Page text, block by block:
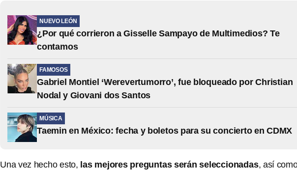
NUEVO LEÓN
¿Por qué corrieron a Gisselle Sampayo de Multimedios? Te
contamos
FAMOSOS
Gabriel Montiel ‘Werevertumorro’, fue bloqueado por Christian
Nodal y Giovani dos Santos
MÚSICA
Taemin en México: fecha y boletos para su concierto en CDMX
Una vez hecho esto, las mejores preguntas serán seleccionadas, así